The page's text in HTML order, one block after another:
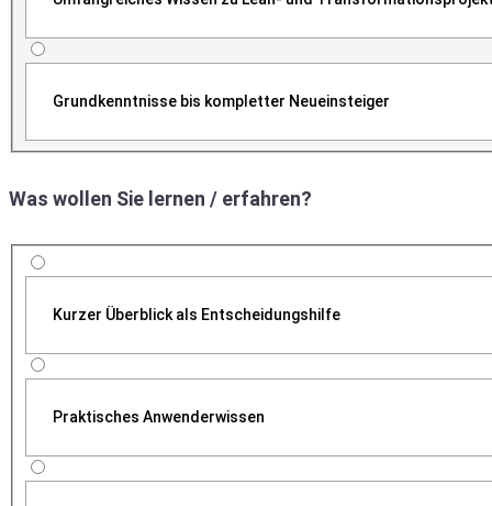
Grundkenntnisse bis kompletter Neueinsteiger
Was wollen Sie lernen / erfahren?
Kurzer Überblick als Entscheidungshilfe
Praktisches Anwenderwissen